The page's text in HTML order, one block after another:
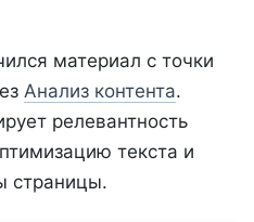
материал с точки
Анализ контента.
релевантность
текста и
страницы.